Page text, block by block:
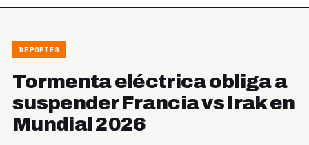
DEPORTES
Tormenta eléctrica obliga a
suspender Francia vs Irak en
Mundial 2026